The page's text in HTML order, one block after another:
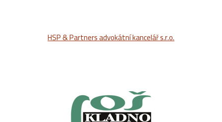
HSP & Partners advokátní kancelář s.r.o.